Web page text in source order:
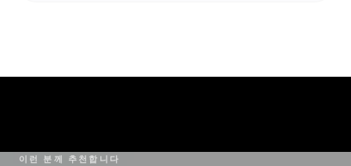
이런 분께 추천합니다